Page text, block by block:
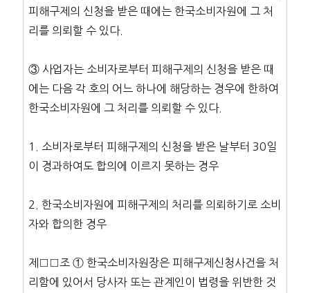
피해구제의 신청을 받은 때에는 한국소비자원에 그 처
리를 의뢰할 수 있다.
③ 사업자는 소비자로부터 피해구제의 신청을 받은 때
에는 다음 각 호의 어느 하나에 해당하는 경우에 한하여
한국소비자원에 그 처리를 의뢰할 수 있다.
1. 소비자로부터 피해구제의 신청을 받은 날부터 30일
이 경과하여도 합의에 이르지 못하는 경우
2. 한국소비자원에 피해구제의 처리를 의뢰하기로 소비
자와 합의한 경우
제□□조 ① 한국소비자원장은 피해구제신청사건을 처
리함에 있어서 당사자 또는 관계인이 법령을 위반한 것